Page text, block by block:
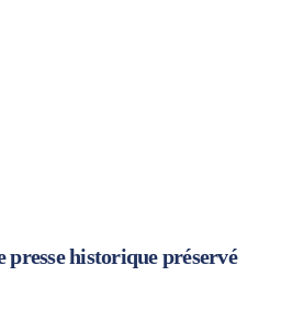
historique préservé